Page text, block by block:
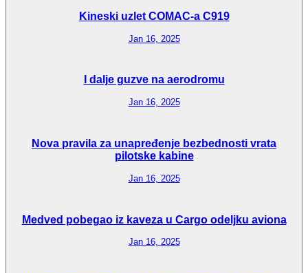
Kineski uzlet COMAC-a C919
Jan 16, 2025
I dalje guzve na aerodromu
Jan 16, 2025
Nova pravila za unapređenje bezbednosti vrata
pilotske kabine
Jan 16, 2025
Medved pobegao iz kaveza u Cargo odeljku aviona
Jan 16, 2025